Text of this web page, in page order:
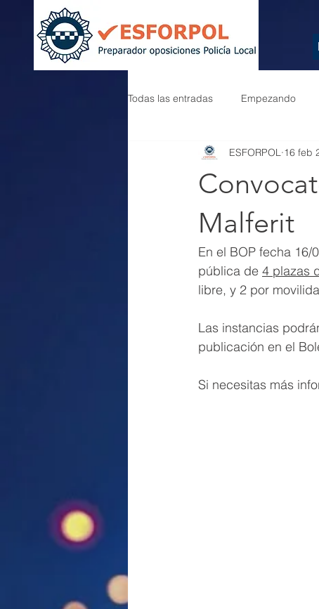
Todas las entradas Empezando
Malferit
ESFORPOL 16 feb
En el BOP fecha
pública de 4 plazas
libre, y 2 por
Las instancias
publicación en el
Si necesitas más